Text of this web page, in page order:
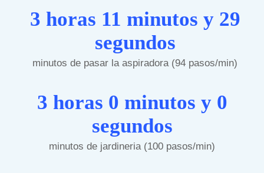
3 horas 11 minutos y 29
segundos
minutos de pasar la aspiradora (94 pasos/min)
3 horas 0 minutos y 0
segundos
minutos de jardineria (100 pasos/min)